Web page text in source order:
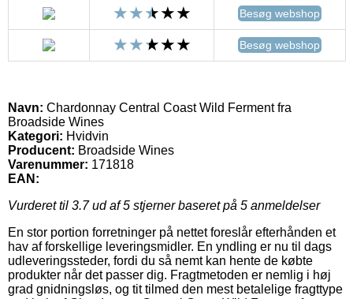
Besøg webshop
Besøg webshop
Navn: Chardonnay Central Coast Wild Ferment fra
Broadside Wines
Kategori: Hvidvin
Producent: Broadside Wines
Varenummer: 171818
EAN:
Vurderet til 3.7ud af 5 stjerner baseret på 5 anmeldelser
En stor portion forretninger på nettet foreslår efterhånden et
hav af forskellige leveringsmidler. En yndling er nu til dags
udleveringssteder, fordi du så nemt kan hente de købte
produkter når det passer dig. Fragtmetoden er nemlig i høj
grad gnidningsløs, og tit tilmed den mest betalelige fragttype